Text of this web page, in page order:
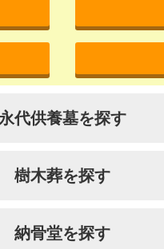
代供養墓を探す
樹木葬を探す
納骨堂を探す